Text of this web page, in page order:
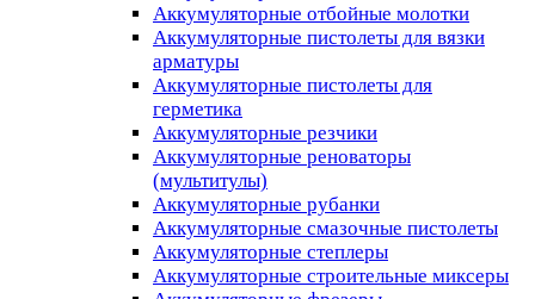
Аккумуляторные отбойные молотки
Аккумуляторные пистолеты для вязки
арматуры
Аккумуляторные пистолеты для
герметика
Аккумуляторные резчики
Аккумуляторные реноваторы
(мультитулы)
Аккумуляторные рубанки
Аккумуляторные смазочные пистолеты
Аккумуляторные степлеры
Аккумуляторные строительные миксеры